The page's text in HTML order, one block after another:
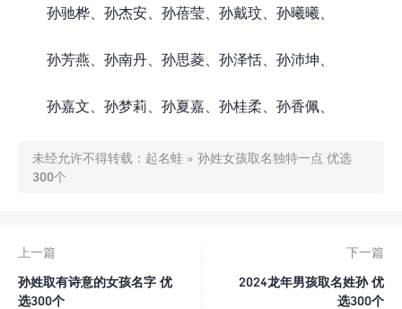
孙驰桦、孙杰安、孙蓓莹、孙戴玟、孙曦曦、
孙芳燕、孙南丹、孙思菱、孙泽恬、孙沛坤、
孙嘉文、孙梦莉、孙夏嘉、孙桂柔、孙香佩、
未经允许不得转载： 起名蛙 » 孙姓女孩取名独特一点 优选
300个
上一篇
孙姓取有诗意的女孩名字 优
选300个
下一篇
2024龙年男孩取名姓孙 优
选300个